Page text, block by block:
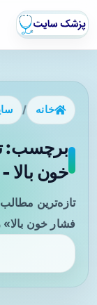
خانه /
برچسب:
خون بالا
تازه‌ترین
فشار خون